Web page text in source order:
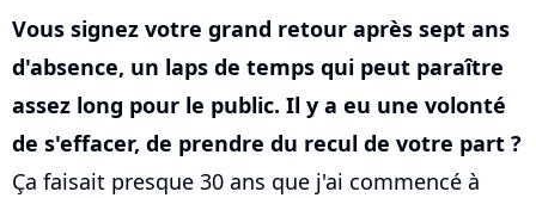
Vous signez votre grand retour après sept ans
d'absence, un laps de temps qui peut paraître
assez long pour le public. Il y a eu une volonté
de s'effacer, de prendre du recul de votre part ?
Ça faisait presque 30 ans que j'ai commencé à